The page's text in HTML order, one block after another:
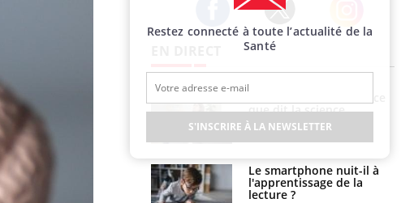
Facebook Twitter Instagram
Fortes chaleurs :
pourquoi le risque de
noyade grimpe-t-il ?
Le Viagra pourrait-il
freiner la propagation du
cancer ?
que dit la science
Le smartphone nuit-il à
l'apprentissage de la
lecture ?
Restez connecté à toute l’actualité de la
Santé
S'INSCRIRE À LA NEWSLETTER